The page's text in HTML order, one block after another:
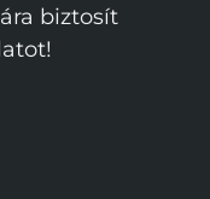
biztosít